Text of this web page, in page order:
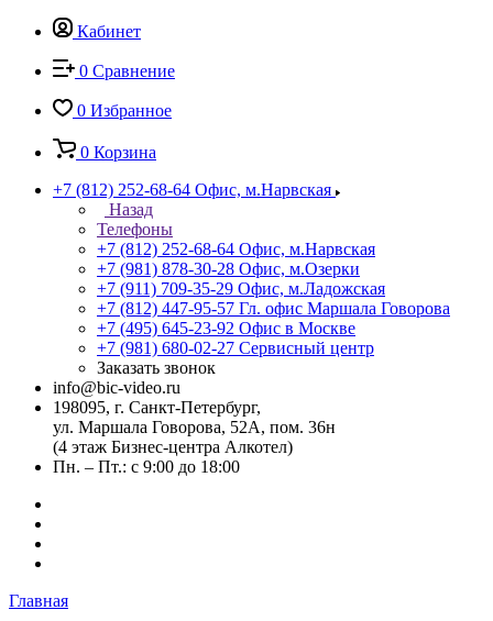
Кабинет
0 Сравнение
0 Избранное
0 Корзина
+7 (812) 252-68-64 Офис, м.Нарвская
Назад
Телефоны
+7 (812) 252-68-64 Офис, м.Нарвская
+7 (981) 878-30-28 Офис, м.Озерки
+7 (911) 709-35-29 Офис, м.Ладожская
+7 (812) 447-95-57 Гл. офис Маршала Говорова
+7 (495) 645-23-92 Офис в Москве
+7 (981) 680-02-27 Сервисный центр
Заказать звонок
info@bic-video.ru
198095, г. Санкт-Петербург,
ул. Маршала Говорова, 52А, пом. 36н
(4 этаж Бизнес-центра Алкотел)
Пн. – Пт.: с 9:00 до 18:00
Главная